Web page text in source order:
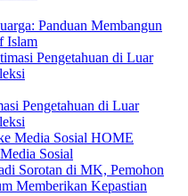
Panduan Membangun
Islam
Pengetahuan di Luar
HOME
Sosial